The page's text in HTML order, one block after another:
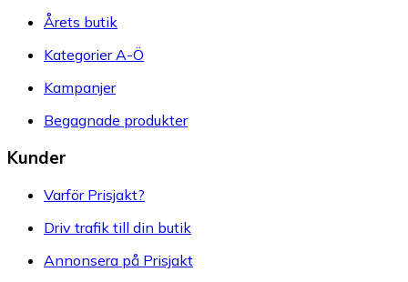
Årets butik
Kategorier A-Ö
Kampanjer
Begagnade produkter
Kunder
Varför Prisjakt?
Driv trafik till din butik
Annonsera på Prisjakt